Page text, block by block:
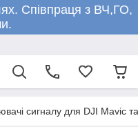
Співпраця з ВЧ,ГО,
сигналу для DJI Mavic